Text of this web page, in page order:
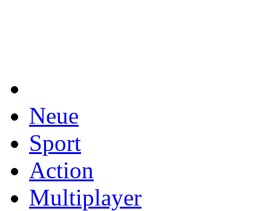
Neue
Sport
Action
Multiplayer